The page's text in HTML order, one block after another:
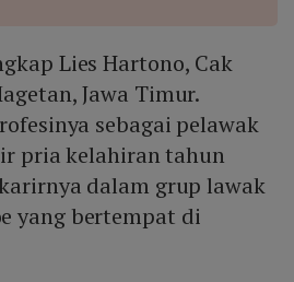
Lies Hartono, Cak
Jawa Timur.
sebagai pelawak
pria kelahiran tahun
dalam grup lawak
yang bertempat di